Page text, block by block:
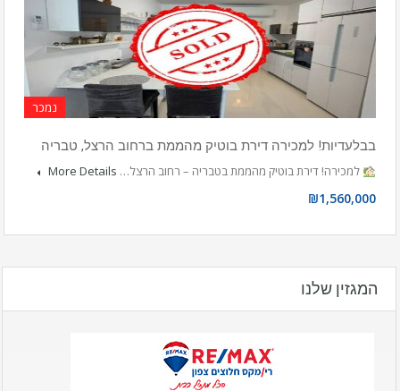
נמכר
בבלעדיות! למכירה דירת בוטיק מהממת ברחוב הרצל, טבריה
למכירה! דירת בוטיק מהממת בטבריה – רחוב הרצל… More Details
₪1,560,000
המגזין שלנו